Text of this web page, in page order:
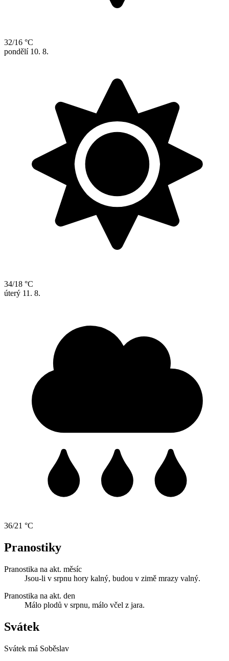
32/16 °C
pondělí 10. 8.
34/18 °C
úterý 11. 8.
36/21 °C
Pranostiky
Pranostika na akt. měsíc
Jsou-li v srpnu hory kalný, budou v zimě mrazy valný.
Pranostika na akt. den
Málo plodů v srpnu, málo včel z jara.
Svátek
Svátek má Soběslav